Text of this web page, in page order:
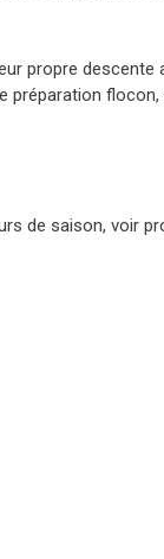
propre descente
préparation
de saison, voir